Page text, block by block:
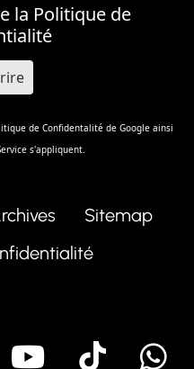
la Politique de
de Confidentalité de Google ainsi
s'appliquent.
Sitemap
Instagram
Youtube
Tik